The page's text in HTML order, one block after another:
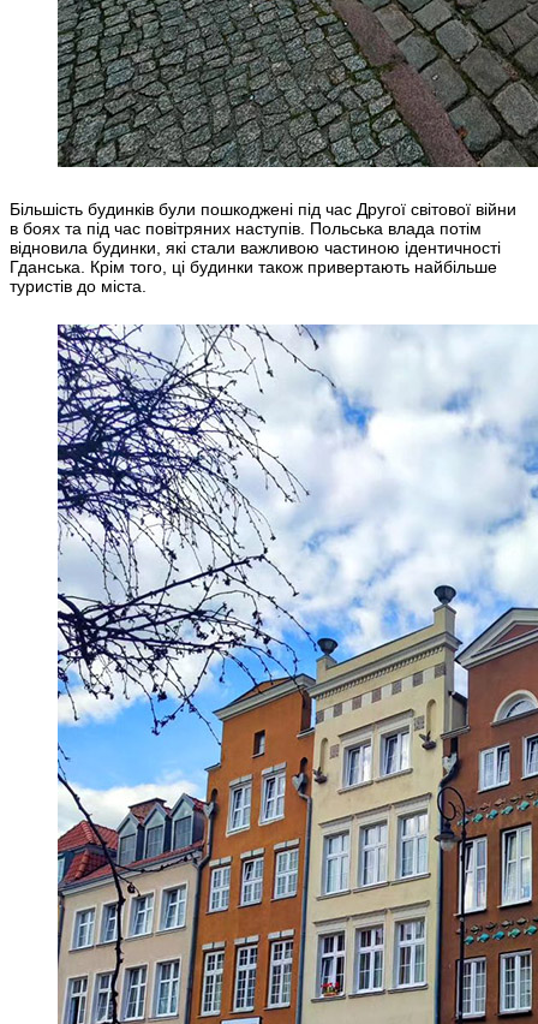
Більшість будинків були пошкоджені під час Другої світової війни
в боях та під час повітряних наступів. Польська влада потім
відновила будинки, які стали важливою частиною ідентичності
Гданська. Крім того, ці будинки також привертають найбільше
туристів до міста.